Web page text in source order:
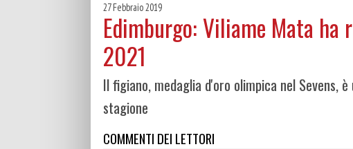
27 Febbraio 2019
Edimburgo: Viliame Mata
2021
Il figiano, medaglia d'oro olimpica nel Sevens,
stagione
COMMENTI DEI LETTORI